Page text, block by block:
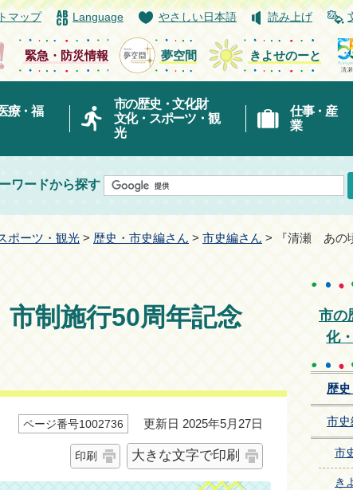
マップ Language やさしい日本語 読み上げ
緊急・防災情報 夢空間 きよせのーと
療・福
市の歴史・文化財
文化・スポーツ・観
光
仕事・産
業
ワードから探す
ポーツ・観光 > 歴史・市史編さん > 市史編さん > 『清瀬 あの
制施行50周年記念
ページ番号1002736 更新日 2025年5月27日
印刷 大きな文字で印刷
市の
化
歴
市史
市
き